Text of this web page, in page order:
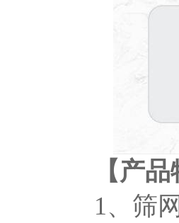
【产
1、筛